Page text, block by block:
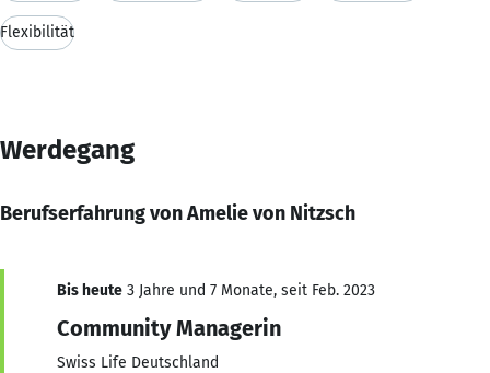
Flexibilität
Werdegang
Berufserfahrung von Amelie von Nitzsch
Bis heute 3 Jahre und 7 Monate, seit Feb. 2023
Community Managerin
Swiss Life Deutschland